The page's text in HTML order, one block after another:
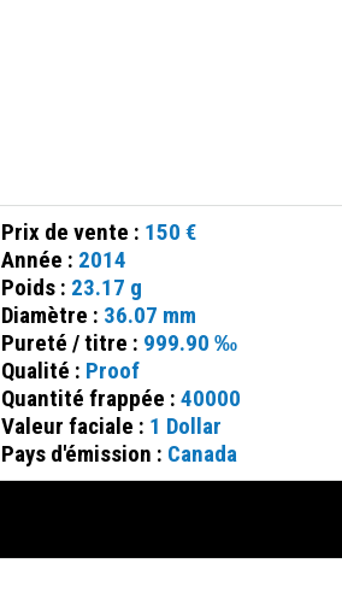
Prix de vente : 150 €
Année : 2014
Poids : 23.17 g
Diamètre : 36.07 mm
Pureté / titre : 999.90 ‰
Qualité : Proof
Quantité frappée : 40000
Valeur faciale : 1 Dollar
Pays d'émission : Canada